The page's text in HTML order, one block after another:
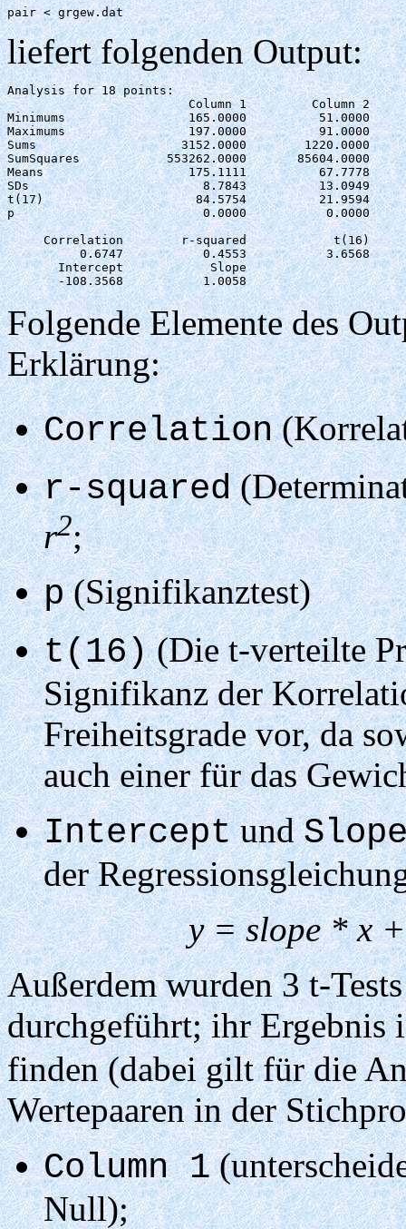
pair < grgew.dat
liefert folgenden Output:
Analysis for 18 points:
Column 1         Column 2
Minimums                 165.0000          51.0000
Maximums                 197.0000          91.0000
Sums                    3152.0000        1220.0000
SumSquares            553262.0000       85604.0000
Means                    175.1111          67.7778
SDs                        8.7843          13.0949
t(17)                     84.5754          21.9594
p                          0.0000           0.0000
Correlation        r-squared            t(16)
0.6747           0.4553           3.6568
       Intercept            Slope
Folgende Elemente des
Erklärung:
Correlation
r-squared
r2;
p(Signifikanztest)
t(16)(Die t-verteilte
Signifikanz der
Freiheitsgrade vor, da
auch einer für das
Interceptund
der
y = slope * x
Außerdem wurden 3 t-
durchgeführt; ihr Ergebnis
finden (dabei gilt für die
Wertepaaren in der
Column 1
Null);